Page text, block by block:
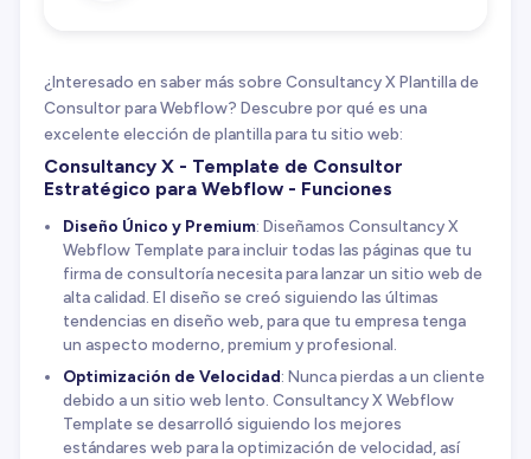
¿Interesado en saber más sobre Consultancy X Plantilla de
Consultor para Webflow? Descubre por qué es una
excelente elección de plantilla para tu sitio web:
Consultancy X - Template de Consultor
Estratégico para Webflow - Funciones
Diseño Único y Premium: Diseñamos Consultancy X
Webflow Template para incluir todas las páginas que tu
firma de consultoría necesita para lanzar un sitio web de
alta calidad. El diseño se creó siguiendo las últimas
tendencias en diseño web, para que tu empresa tenga
un aspecto moderno, premium y profesional.
Optimización de Velocidad: Nunca pierdas a un cliente
debido a un sitio web lento. Consultancy X Webflow
Template se desarrolló siguiendo los mejores
estándares web para la optimización de velocidad, así